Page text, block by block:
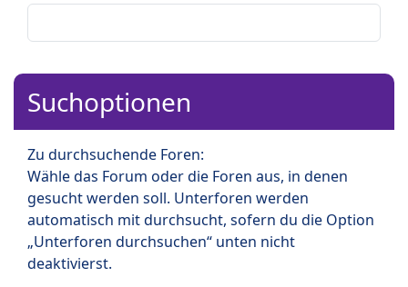
Suchoptionen
Zu durchsuchende Foren:
Wähle das Forum oder die Foren aus, in denen
gesucht werden soll. Unterforen werden
automatisch mit durchsucht, sofern du die Option
„Unterforen durchsuchen“ unten nicht
deaktivierst.